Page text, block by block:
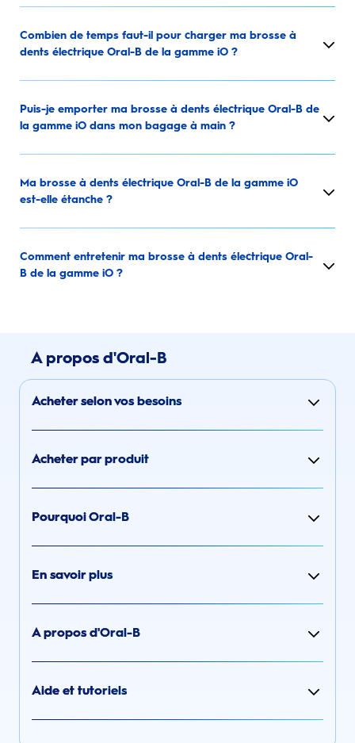
Combien de temps faut-il pour charger ma brosse à
dents électrique Oral-B de la gamme iO ?
Puis-je emporter ma brosse à dents électrique Oral-B de
la gamme iO dans mon bagage à main ?
Ma brosse à dents électrique Oral-B de la gamme iO
est-elle étanche ?
Comment entretenir ma brosse à dents électrique Oral-
B de la gamme iO ?
A propos d'Oral-B
Acheter selon vos besoins
Acheter par produit
Pourquoi Oral-B
En savoir plus
A propos d'Oral-B
Aide et tutoriels